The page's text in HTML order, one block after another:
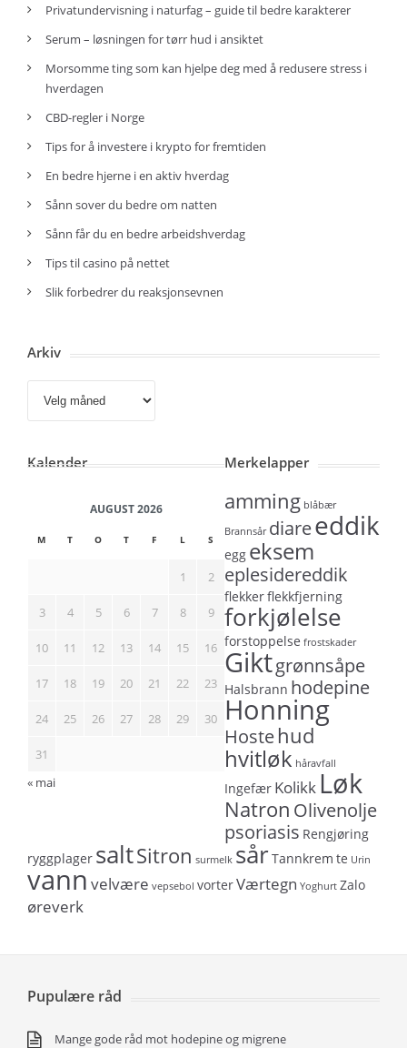
Privatundervisning i naturfag – guide til bedre karakterer
Serum – løsningen for tørr hud i ansiktet
Morsomme ting som kan hjelpe deg med å redusere stress i
hverdagen
CBD-regler i Norge
Tips for å investere i krypto for fremtiden
En bedre hjerne i en aktiv hverdag
Sånn sover du bedre om natten
Sånn får du en bedre arbeidshverdag
Tips til casino på nettet
Slik forbedrer du reaksjonsevnen
Arkiv
Kalender
AUGUST 2026
M T O T F L S
1 2
3 4 5 6 7 8 9
10 11 12 13 14 15 16
17 18 19 20 21 22 23
24 25 26 27 28 29 30
31
« mai
Merkelapper
amming blåbær
Brannsår diareeddik
egg eksem
eplesidereddik
flekkerflekkfjerning
forkjølelse
forstoppelse frostskader
Giktgrønnsåpe
Halsbrann hodepine
Honning
Hostehud
hvitløk håravfall
Ingefær Kolikk Løk
Natron Olivenolje
psoriasis Rengjøring
ryggplager saltSitron surmelk sårTannkrem te Urin
vann velvære vepsebol vorterVærtegn Yoghurt Zalo
øreverk
Pupulære råd
Mange gode råd mot hodepine og migrene